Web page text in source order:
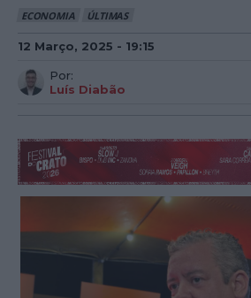
ECONOMIA ÚLTIMAS
12 Março, 2025 - 19:15
Por:
Luís Diabão